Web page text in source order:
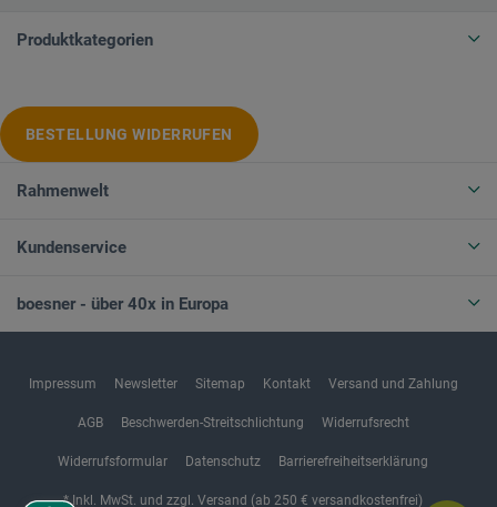
Produktkategorien
BESTELLUNG WIDERRUFEN
Rahmenwelt
Kundenservice
boesner - über 40x in Europa
Impressum Newsletter Sitemap Kontakt Versand und Zahlung
AGB Beschwerden-Streitschlichtung Widerrufsrecht
Widerrufsformular Datenschutz Barrierefreiheitserklärung
* Inkl. MwSt. und zzgl. Versand (ab 250 € versandkostenfrei)